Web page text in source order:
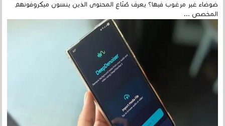
ضوضاء غير مرغوب فيها؟ يعرف صُنّاع المحتوى الذين ينسون ميكروفونهم
المخصص ...